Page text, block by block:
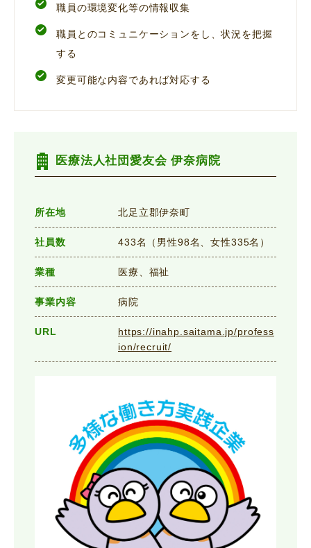
職員の環境変化等の情報収集
職員とのコミュニケーションをし、状況を把握
する
変更可能な内容であれば対応する
医療法人社団愛友会 伊奈病院
所在地 北足立郡伊奈町
社員数 433名（男性98名、女性335名）
業種 医療、福祉
事業内容 病院
URL
https://inahp.saitama.jp/profess
ion/recruit/